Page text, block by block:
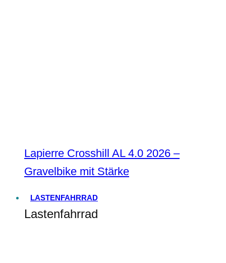
Lapierre Crosshill AL 4.0 2026 –
Gravelbike mit Stärke
LASTENFAHRRAD
Lastenfahrrad